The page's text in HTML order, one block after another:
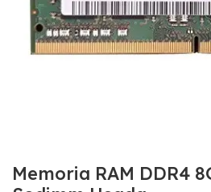
Memoria RAM DDR4